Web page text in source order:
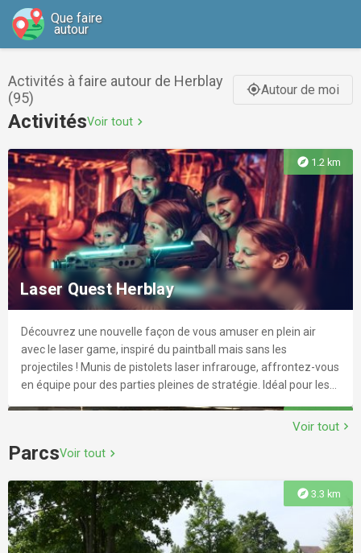
Que faire
autour
Activités à faire autour de Herblay
(95)
gps_fixedAutour de moi
ActivitésVoir tout chevron_right
explore 1.2 km
Laser Quest Herblay
Découvrez une nouvelle façon de vous amuser en plein air
avec le laser game, inspiré du paintball mais sans les
projectiles ! Munis de pistolets laser infrarouge, affrontez-vous
en équipe pour des parties pleines de stratégie. Idéal pour les
Alors, prêts à tester votre adresse et esprit d'équipe dans ce
explore
Dojo Régional d'Herblay-sur-Seine
Voir tout chevron_right
ParcsVoir tout chevron_right
explore 3.3 km